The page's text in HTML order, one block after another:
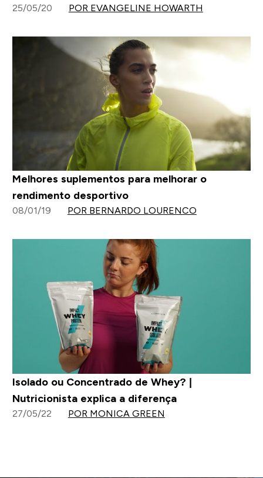
25/05/20 POR EVANGELINE HOWARTH
Melhores suplementos para melhorar o
rendimento desportivo
08/01/19 POR BERNARDO LOURENCO
Isolado ou Concentrado de Whey? |
Nutricionista explica a diferença
27/05/22 POR MONICA GREEN